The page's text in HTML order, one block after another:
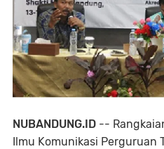
NUBANDUNG.ID --
Ilmu Komunikasi Perguruan